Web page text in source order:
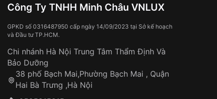
Công Ty TNHH Minh Châu VNLUX
GPKD số 0316487950 cấp ngày 14/09/2023 tại Sở kế hoạch
và Đầu tư TP.HCM.
Chi nhánh Hà Nội Trung Tâm Thẩm Định Và
Bảo Dưỡng
38 phố Bạch Mai,Phường Bạch Mai , Quận
Hai Bà Trưng ,Hà Nội